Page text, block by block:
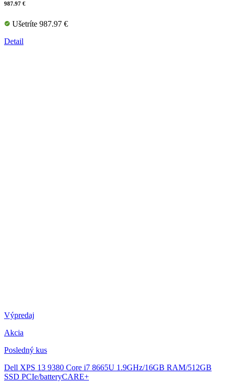
987.97 €
Ušetríte 987.97 €
Detail
Výpredaj
Akcia
Posledný kus
Dell XPS 13 9380 Core i7 8665U 1.9GHz/16GB RAM/512GB
SSD PCIe/batteryCARE+